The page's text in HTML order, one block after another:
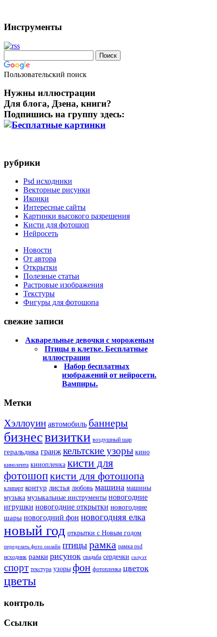
Инструменты
Пользовательский поиск
Нужны иллюстрации
Для блога, Дзена, книги?
Подпишись на группу здесь:
рубрики
Psd исходники
Векторные рисунки
Иконки
Интересные сайты
Картинки высокого разрешения
Кисти для фотошоп
Нейросеть
Новости
От автора
Открытки
Полезные статьи
Растровые изображения
Текстуры
Фигуры для фотошопа
свежие записи
Акварельные девочки с мороженым
Птицы в клетке. Бесплатные
иллюстрации
Набор бесплатных
изображений от нейросети.
Вампиры.
Метки
Хэллоуин автомобиль баннеры
бизнесвизитки воздушный шар
геральдика гранж кельтские узоры кино
кинолента кинопленка кисти для
фотошопкисти для фотошопа
клипарт контур листья любовь машина машины
музыка музыкальные инструменты новогодние
игрушки новогодние открытки новогодние
шары новогодний фон новогодняя елка
новый год открытки с Новым годом
переделать фото онлайн птицырамка рамка psd
исходник рамки рисунок свадьба сердечки силуэт
спорт текстура узоры фон фотопленка цветок
цветы
контроль
Ссылки